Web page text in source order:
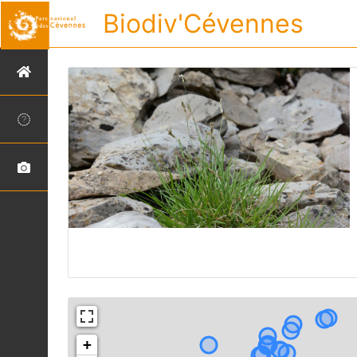
Biodiv'Cévennes
+